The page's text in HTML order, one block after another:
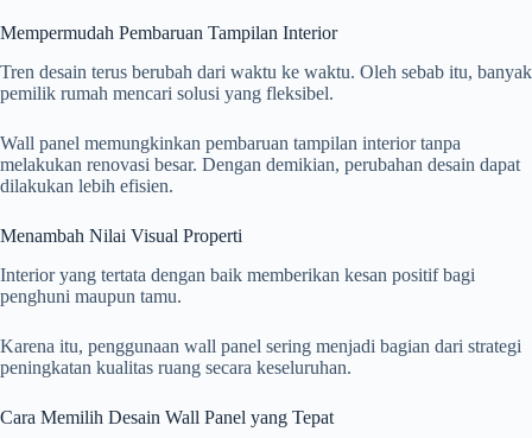
Mempermudah Pembaruan Tampilan Interior
Tren desain terus berubah dari waktu ke waktu. Oleh sebab itu, banyak
pemilik rumah mencari solusi yang fleksibel.
Wall panel memungkinkan pembaruan tampilan interior tanpa
melakukan renovasi besar. Dengan demikian, perubahan desain dapat
dilakukan lebih efisien.
Menambah Nilai Visual Properti
Interior yang tertata dengan baik memberikan kesan positif bagi
penghuni maupun tamu.
Karena itu, penggunaan wall panel sering menjadi bagian dari strategi
peningkatan kualitas ruang secara keseluruhan.
Cara Memilih Desain Wall Panel yang Tepat